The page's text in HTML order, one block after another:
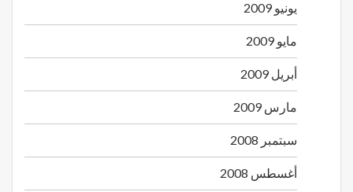
يونيو 2009
مايو 2009
أبريل 2009
مارس 2009
سبتمبر 2008
أغسطس 2008